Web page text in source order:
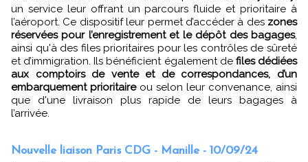
un service leur offrant un parcours fluide et prioritaire à
l’aéroport. Ce dispositif leur permet d’accéder à des zones
réservées pour l’enregistrement et le dépôt des bagages,
ainsi qu'à des files prioritaires pour les contrôles de sûreté
et d’immigration. Ils bénéficient également de files dédiées
aux comptoirs de vente et de correspondances, d’un
embarquement prioritaireou selon leur convenance, ainsi
que d'une livraison plus rapide de leurs bagages à
l’arrivée.
Nouvelle liaison Paris CDG - Manille - 10/09/24